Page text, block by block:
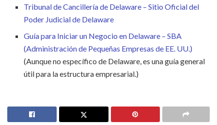
Tribunal de Cancillería de Delaware – Sitio Oficial del
Poder Judicial de Delaware
Guía para Iniciar un Negocio en Delaware – SBA
(Administración de Pequeñas Empresas de EE. UU.)
(Aunque no específico de Delaware, es una guía general
útil para la estructura empresarial.)